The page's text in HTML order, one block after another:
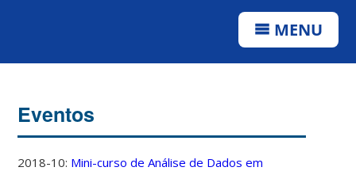
MENU
Eventos
2018-10: Mini-curso de Análise de Dados em
4:00